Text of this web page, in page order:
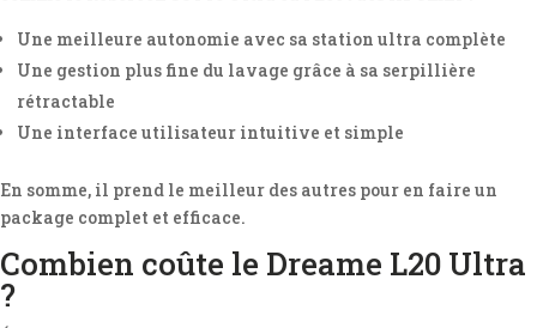
Une meilleure autonomie avec sa station ultra complète
Une gestion plus fine du lavage grâce à sa serpillière
rétractable
Une interface utilisateur intuitive et simple
En somme, il prend le meilleur des autres pour en faire un
package complet et efficace.
Combien coûte le Dreame L20 Ultra
?